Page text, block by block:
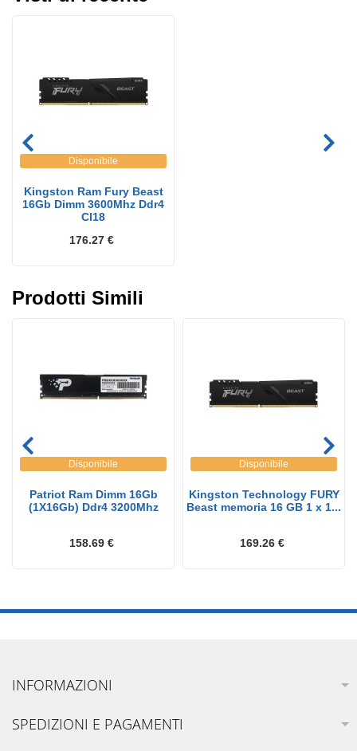
Disponibile
Kingston Ram Fury Beast
16Gb Dimm 3600Mhz Ddr4
Cl18
176.27 €
Prodotti Simili
Disponibile
Patriot Ram Dimm 16Gb
(1X16Gb) Ddr4 3200Mhz
158.69 €
Disponibile
Kingston Technology FURY
Beast memoria 16 GB 1 x 1...
169.26 €
INFORMAZIONI
SPEDIZIONI E PAGAMENTI